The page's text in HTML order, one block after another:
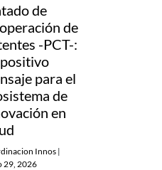
de
de
-PCT-:
para el
de
en
Innos |
29, 2026